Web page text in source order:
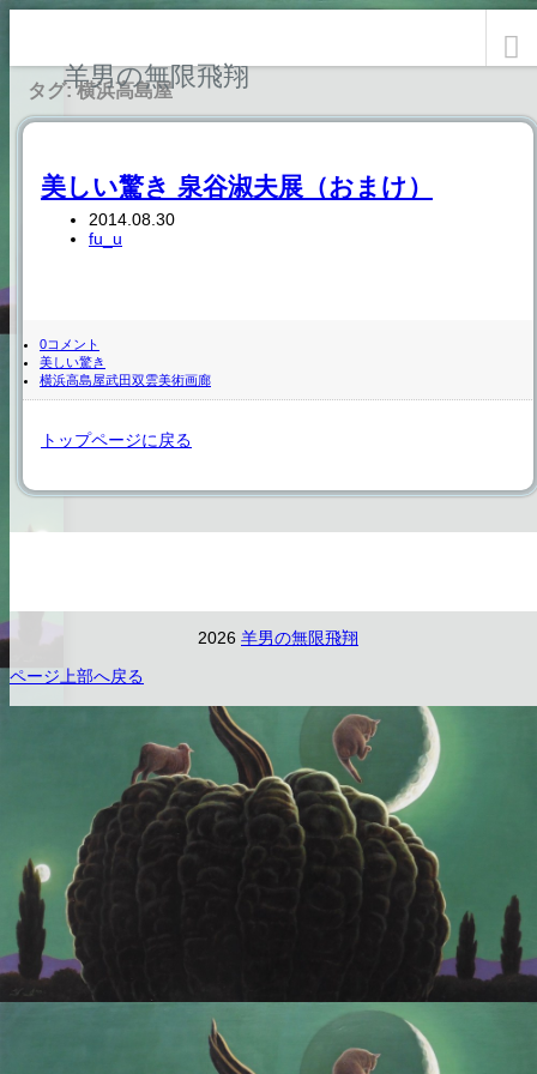
羊男の無限飛翔
タグ: 横浜高島屋
美しい驚き 泉谷淑夫展（おまけ）
2014.08.30
fu_u
0コメント
美しい驚き
横浜高島屋武田双雲美術画廊
トップページに戻る
2026 羊男の無限飛翔
ページ上部へ戻る